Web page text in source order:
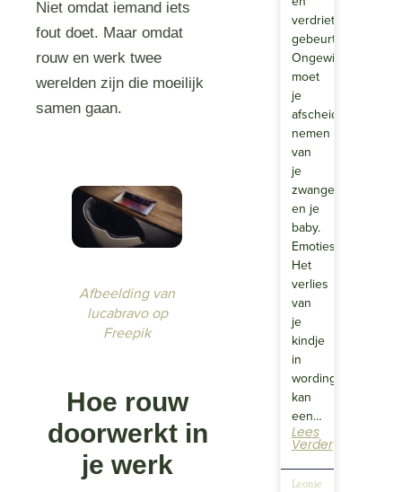
Niet omdat iemand iets
fout doet. Maar omdat
rouw en werk twee
werelden zijn die moeilijk
samen gaan.
Afbeelding van
lucabravo op
Freepik
Hoe rouw
doorwerkt in
je werk
verdrietige
gebeurtenis.
Ongewild
moet
je
afscheid
nemen
van
je
zwangerschap
en je
baby.
Emoties
Het
verlies
van
je
kindje
in
wording
kan
een…
Lees
Verder
Leonie